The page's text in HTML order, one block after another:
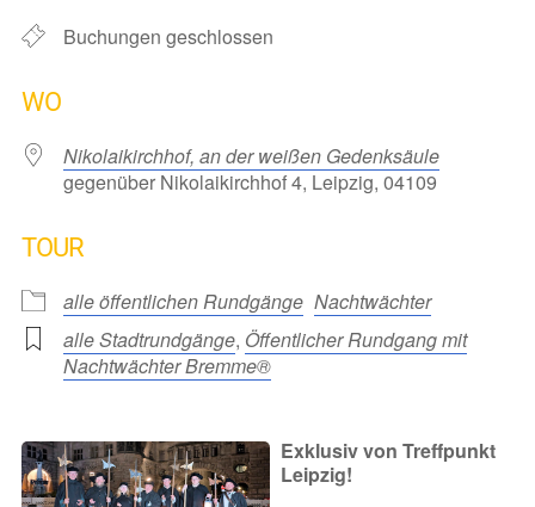
Buchungen geschlossen
WO
Nikolaikirchhof, an der weißen Gedenksäule
gegenüber Nikolaikirchhof 4, Leipzig, 04109
TOUR
alle öffentlichen Rundgänge Nachtwächter
alle Stadtrundgänge, Öffentlicher Rundgang mit
Nachtwächter Bremme®
Exklusiv von Treffpunkt
Leipzig!